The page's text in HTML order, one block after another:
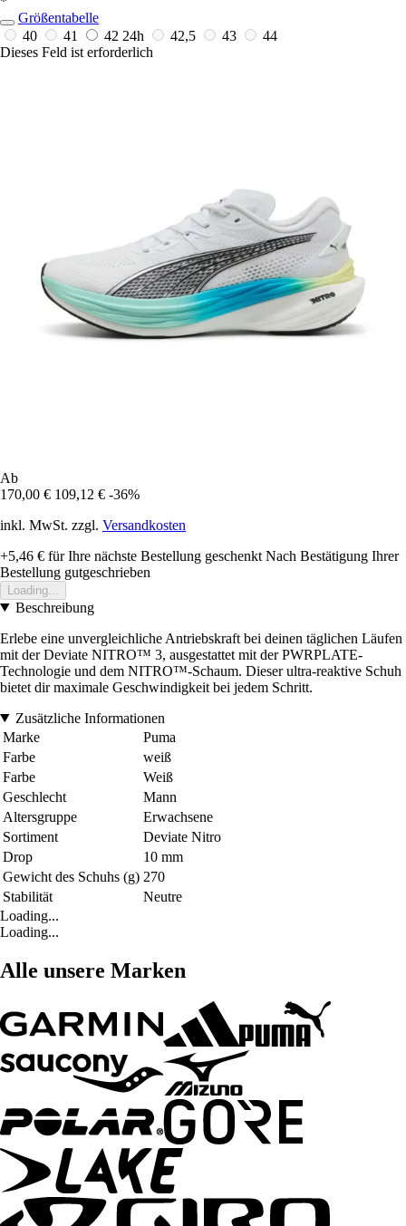
Größentabelle
40
41 42 24h 42,5 43
44
Dieses Feld ist erforderlich
Ab
170,00 € 109,12 € -36%
inkl. MwSt. zzgl. Versandkosten
+5,46 € für Ihre nächste Bestellung geschenkt Nach Bestätigung Ihrer
Bestellung gutgeschrieben
Loading...
Beschreibung
Erlebe eine unvergleichliche Antriebskraft bei deinen täglichen Läufen
mit der Deviate NITRO™ 3, ausgestattet mit der PWRPLATE-
Technologie und dem NITRO™-Schaum. Dieser ultra-reaktive Schuh
bietet dir maximale Geschwindigkeit bei jedem Schritt.
Zusätzliche Informationen
Marke
Puma
Farbe
weiß
Farbe
Weiß
Geschlecht
Mann
Altersgruppe
Erwachsene
Sortiment
Deviate Nitro
Drop
10 mm
Gewicht des Schuhs (g) 270
Stabilität
Neutre
Loading...
Loading...
Alle unsere Marken